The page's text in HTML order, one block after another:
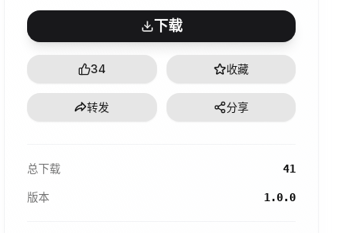
下载
34 收藏
转发 分享
总下载 41
版本 1.0.0